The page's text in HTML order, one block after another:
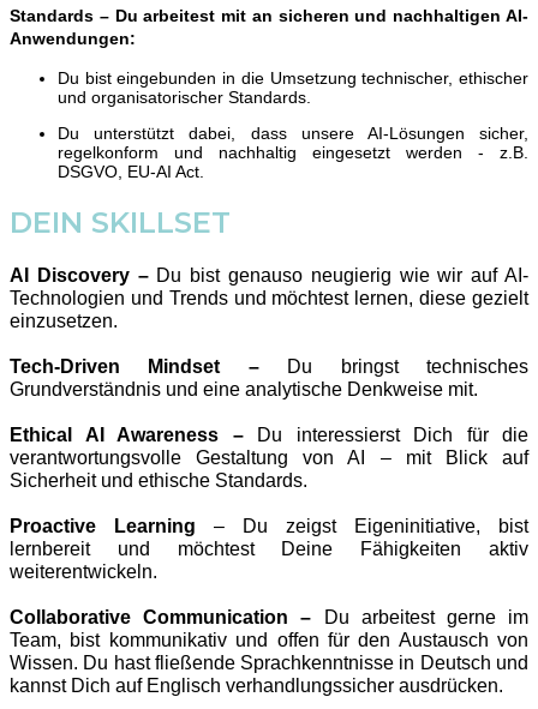
Standards – Du arbeitest mit an sicheren und nachhaltigen AI-
Anwendungen:
Du bist eingebunden in die Umsetzung technischer, ethischer
und organisatorischer Standards.
Du unterstützt dabei, dass unsere AI-Lösungen sicher,
regelkonform und nachhaltig eingesetzt werden - z.B.
DSGVO, EU-AI Act.
DEIN SKILLSET
AI Discovery – Du bist genauso neugierig wie wir auf AI-
Technologien und Trends und möchtest lernen, diese gezielt
einzusetzen.
Tech-Driven Mindset –Du bringst technisches
Grundverständnis und eine analytische Denkweise mit.
Ethical AI Awareness –Du interessierst Dich für die
verantwortungsvolle Gestaltung von AI – mit Blick auf
Sicherheit und ethische Standards.
Proactive Learning – Du zeigst Eigeninitiative, bist
lernbereit und möchtest Deine Fähigkeiten aktiv
weiterentwickeln.
Collaborative Communication –
Du arbeitest gerne im
Team, bist kommunikativ und offen für den Austausch von
Wissen. Du hast fließende Sprachkenntnisse in Deutsch und
kannst Dich auf Englisch verhandlungssicher ausdrücken.